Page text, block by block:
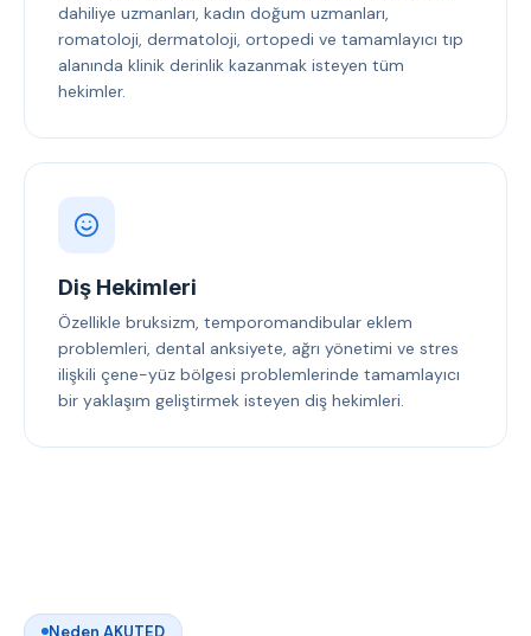
dahiliye uzmanları, kadın doğum uzmanları,
romatoloji, dermatoloji, ortopedi ve tamamlayıcı tıp
alanında klinik derinlik kazanmak isteyen tüm
hekimler.
Diş Hekimleri
Özellikle bruksizm, temporomandibular eklem
problemleri, dental anksiyete, ağrı yönetimi ve stres
ilişkili çene-yüz bölgesi problemlerinde tamamlayıcı
bir yaklaşım geliştirmek isteyen diş hekimleri.
Neden AKUTED